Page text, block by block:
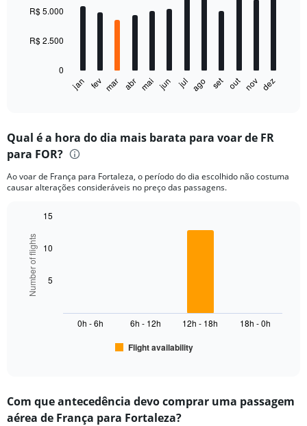
bars.
The
chart
Range:
12
The
chart
axis
displaying
values.
Range:
jan fev mar abr mai jun jul ago set out nov dez
0
R$ 2.500
R$ 5.000
Qual é a hora do dia mais barata para voar de FR
para FOR?
Ao voar de França para Fortaleza, o período do dia escolhido não costuma
causar alterações consideráveis no preço das passagens.
chart
with
bars.
The
Range:
6
graphic.
Number of flights
Flight availability
0h - 6h 6h - 12h 12h - 18h 18h - 0h
5
10
15
Com que antecedência devo comprar uma passagem
aérea de França para Fortaleza?